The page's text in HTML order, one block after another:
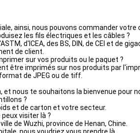
ainsi, nous pouvons commander votre
les fils électriques et les câbles ?
d'ICEA, des BS, DIN, de CEI et de
de client.
sur vos produits ou le paquet ?
être imprimés sur nos produits par
de JPEG ou de tiff.
nous te souhaitons la bienvenue
?
et de carton et votre secteur.
visiter là ?
de Wuzhi, province de Henan, Chine.